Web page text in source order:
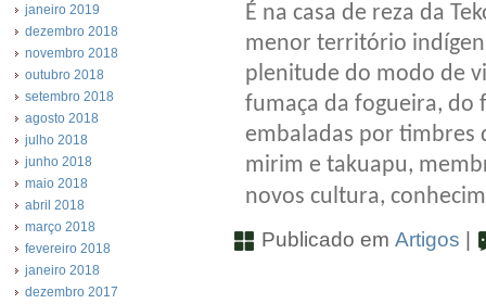
janeiro 2019
dezembro 2018
novembro 2018
outubro 2018
setembro 2018
agosto 2018
julho 2018
junho 2018
maio 2018
abril 2018
março 2018
fevereiro 2018
janeiro 2018
dezembro 2017
É na casa de reza da
menor território
plenitude do modo de
fumaça da fogueira, do
embaladas por timbres
mirim e takuapu,
novos cultura,
Publicado em Artigos